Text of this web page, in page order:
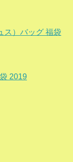
ス）バッグ 福袋
2019